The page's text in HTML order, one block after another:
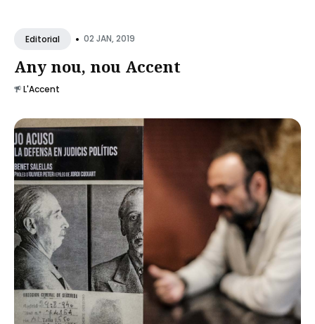
Editorial • 02 JAN, 2019
Any nou, nou Accent
L'Accent